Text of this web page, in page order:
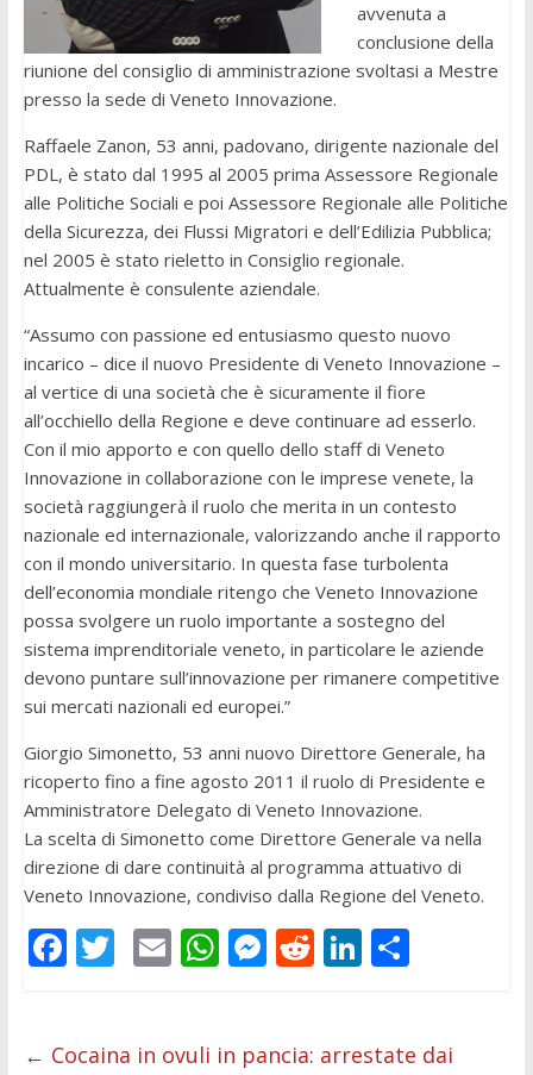
avvenuta a
conclusione della
riunione del consiglio di amministrazione svoltasi a Mestre
presso la sede di Veneto Innovazione.
Raffaele Zanon, 53 anni, padovano, dirigente nazionale del
PDL, è stato dal 1995 al 2005 prima Assessore Regionale
alle Politiche Sociali e poi Assessore Regionale alle Politiche
della Sicurezza, dei Flussi Migratori e dell’Edilizia Pubblica;
nel 2005 è stato rieletto in Consiglio regionale.
Attualmente è consulente aziendale.
“Assumo con passione ed entusiasmo questo nuovo
incarico – dice il nuovo Presidente di Veneto Innovazione –
al vertice di una società che è sicuramente il fiore
all’occhiello della Regione e deve continuare ad esserlo.
Con il mio apporto e con quello dello staff di Veneto
Innovazione in collaborazione con le imprese venete, la
società raggiungerà il ruolo che merita in un contesto
nazionale ed internazionale, valorizzando anche il rapporto
con il mondo universitario. In questa fase turbolenta
dell’economia mondiale ritengo che Veneto Innovazione
possa svolgere un ruolo importante a sostegno del
sistema imprenditoriale veneto, in particolare le aziende
devono puntare sull’innovazione per rimanere competitive
sui mercati nazionali ed europei.”
Giorgio Simonetto, 53 anni nuovo Direttore Generale, ha
ricoperto fino a fine agosto 2011 il ruolo di Presidente e
Amministratore Delegato di Veneto Innovazione.
La scelta di Simonetto come Direttore Generale va nella
direzione di dare continuità al programma attuativo di
Veneto Innovazione, condiviso dalla Regione del Veneto.
F
b
T
er
E
l
W
s
M
e
R
di
Li
e
C
di
← Cocaina in ovuli in pancia: arrestate dai